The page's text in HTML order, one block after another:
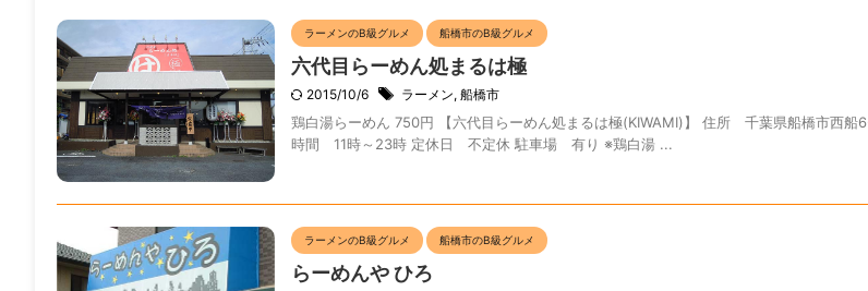
ラーメンのB級グルメ 船橋市のB級グルメ
六代目らーめん処まるは極
2015/10/6 ラーメン, 船橋市
鶏白湯らーめん 750円 【六代目らーめん処まるは極(KIWAMI)】 住所 千葉県船橋市西
時間 11時～23時 定休日 不定休 駐車場 有り ※鶏白湯 ...
ラーメンのB級グルメ 船橋市のB級グルメ
らーめんや ひろ